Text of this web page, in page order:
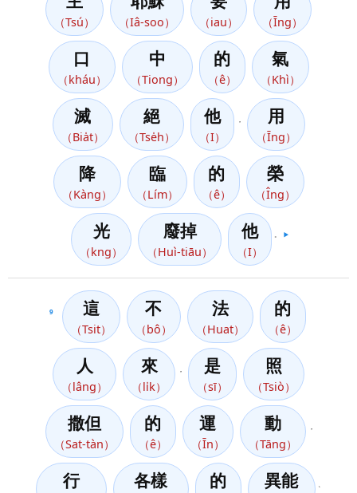
（Tsú） （Iâ-soo） （iau） （Īng）
口
（kháu）
中
（Tiong）
的
（ê）
氣
（Khì）
滅
（Bia̍t）
絕
（Tse̍h）
他
（I）
用
（Īng）
降
（Kàng）
臨
（Lím）
的
（ê）
榮
（Îng）
光
（kng）
廢掉
（Huì-tiāu）
他
（I）
▶️
9 這
（Tsit）
不
（bô）
法
（Huat）
的
（ê）
人
（lâng）
來
（li̍k）
是
（sī）
照
（Tsiò）
撒但
（Sat-tàn）
的
（ê）
運
（Īn）
動
（Tāng）
行 各樣 的 異能